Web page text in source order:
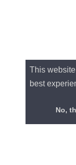
This
best
No,